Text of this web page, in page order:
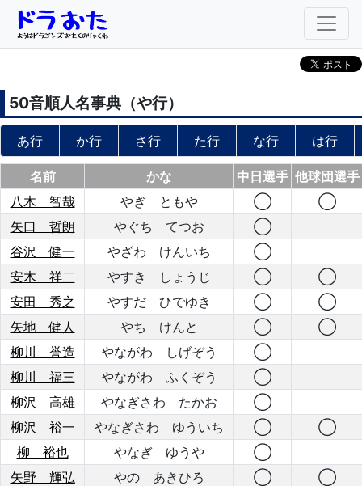
50音順人名事典（や行）
あ行 か行 さ行 た行 な行 は行
名前 かな 中日選手 他球団選手
八木 智哉
やぎ ともや ◯
◯
矢口 哲朗
やぐち てつお
◯
谷沢 健一
やざわ けんいち
◯
安木 祥二
やすき しょうじ ◯
◯
安田 秀之
やすだ ひでゆき ◯
◯
矢地 健人
やち けんと ◯
◯
柳川 誉造
やながわ しげぞう
◯
柳川 福三
やながわ ふくぞう
◯
柳沢 高雄
やなぎさわ たかお
◯
柳沢 裕一
やなぎさわ ゆういち ◯
◯
柳 裕也
やなぎ ゆうや
◯
矢野 輝弘
やの あきひろ ◯
◯